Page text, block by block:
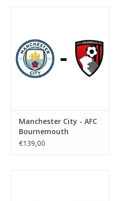
Manchester City - AFC
Bournemouth
€139,00